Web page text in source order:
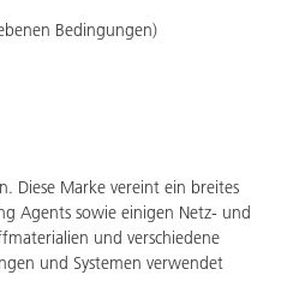
Bedingungen)
Diese Marke vereint ein breites
Agents sowie einigen Netz- und
und verschiedene
und Systemen verwendet